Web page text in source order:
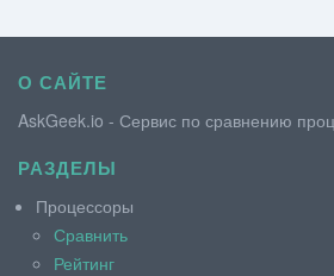
О САЙТЕ
AskGeek.io - Сервис по сравнению
РАЗДЕЛЫ
Процессоры
Сравнить
Рейтинг